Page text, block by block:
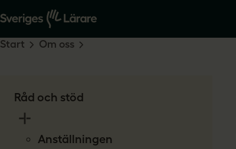
Råd och stöd
Anställningen
Start Om oss